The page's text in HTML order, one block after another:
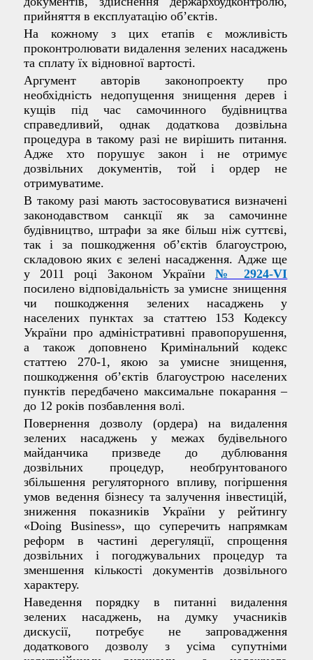
прийняття в експлуатацію об’єктів.
На кожному з цих етапів є можливість
проконтролювати видалення зелених насаджень
та сплату їх відновної вартості.
Аргумент авторів законопроекту про
необхідність недопущення знищення дерев і
кущів під час самочинного будівництва
справедливий, однак додаткова дозвільна
процедура в такому разі не вирішить питання.
Адже хто порушує закон і не отримує
дозвільних документів, той і ордер не
отримуватиме.
В такому разі мають застосовуватися визначені
законодавством санкції як за самочинне
будівництво, штрафи за яке більш ніж суттєві,
так і за пошкодження об’єктів благоустрою,
складовою яких є зелені насадження. Адже ще
у 2011 році Законом України № 2924-VI
посилено відповідальність за умисне знищення
чи пошкодження зелених насаджень у
населених пунктах за статтею 153 Кодексу
України про адміністративні правопорушення,
а також доповнено Кримінальний кодекс
статтею 270-1, якою за умисне знищення,
пошкодження об’єктів благоустрою населених
пунктів передбачено максимальне покарання –
до 12 років позбавлення волі.
Повернення дозволу (ордера) на видалення
зелених насаджень у межах будівельного
майданчика призведе до дублювання
дозвільних процедур, необґрунтованого
збільшення регуляторного впливу, погіршення
умов ведення бізнесу та залучення інвестицій,
зниження показників України у рейтингу
«Doing Business», що суперечить напрямкам
реформ в частині дерегуляції, спрощення
дозвільних і погоджувальних процедур та
зменшення кількості документів дозвільного
характеру.
Наведення порядку в питанні видалення
зелених насаджень, на думку учасників
дискусії, потребує не запровадження
додаткового дозволу з усіма супутніми